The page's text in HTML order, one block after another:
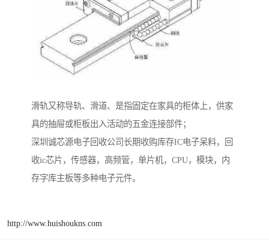
滑轨又称导轨、滑道、是指固定在家具的柜体上，供家
具的抽屉或柜板出入活动的五金连接部件；
深圳诚芯源电子回收公司长期收购库存IC电子呆料，回
收ic芯片，传感器，高频管，单片机，CPU，模块，内
存字库主板等多种电子元件。
http://www.huishoukns.com